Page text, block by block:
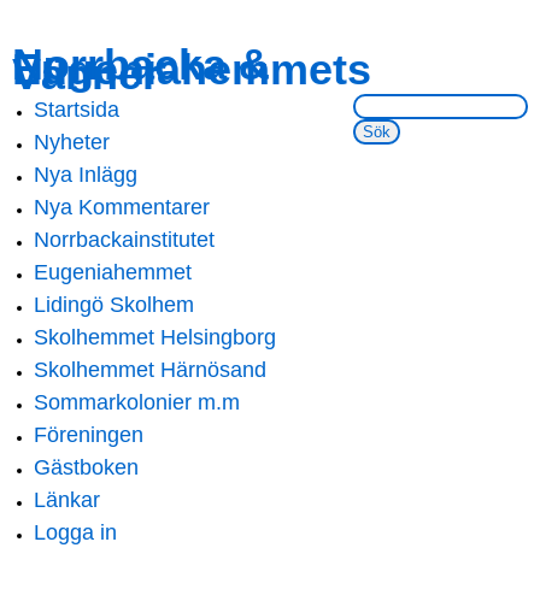
main
content
navigation
Norrbacka &
Eugeniahemmets
Vänner
Sök på webbsidan:
Main menu
Startsida
Nyheter
Nya Inlägg
Nya Kommentarer
Norrbackainstitutet
Eugeniahemmet
Lidingö Skolhem
Skolhemmet Helsingborg
Skolhemmet Härnösand
Sommarkolonier m.m
Föreningen
Gästboken
Länkar
Logga in